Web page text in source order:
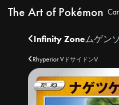
The Art of Pokémon
Infinity Zoneムゲン
Rhyperior V ドサイドンV